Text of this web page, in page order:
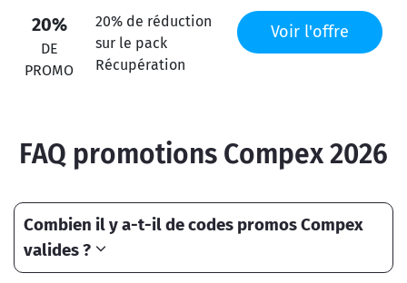
20%
DE
PROMO
20% de réduction
sur le pack
Récupération
Voir l'offre
FAQ promotions Compex 2026
Combien il y a-t-il de codes promos Compex
valides ?